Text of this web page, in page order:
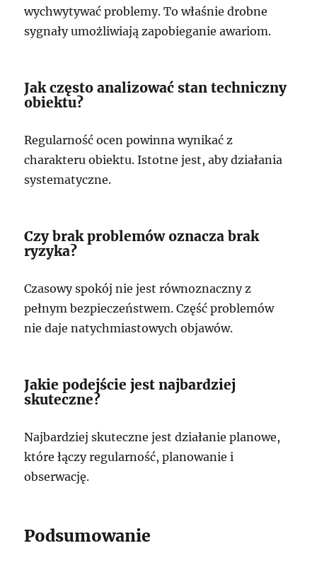
wychwytywać problemy. To właśnie drobne
sygnały umożliwiają zapobieganie awariom.
Jak często analizować stan techniczny
obiektu?
Regularność ocen powinna wynikać z
charakteru obiektu. Istotne jest, aby działania
systematyczne.
Czy brak problemów oznacza brak
ryzyka?
Czasowy spokój nie jest równoznaczny z
pełnym bezpieczeństwem. Część problemów
nie daje natychmiastowych objawów.
Jakie podejście jest najbardziej
skuteczne?
Najbardziej skuteczne jest działanie planowe,
które łączy regularność, planowanie i
obserwację.
Podsumowanie